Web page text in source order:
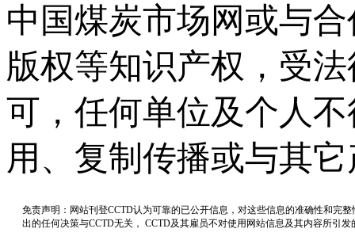
中国煤炭市场网或与
版权等知识产权，受
可，任何单位及个人
用、复制传播或与其
免责声明：网站刊登CCTD认为可靠的已公开信息，对这些信息的准确性和完
出的任何决策与CCTD无关， CCTD及其雇员不对使用网站信息及其内容所引